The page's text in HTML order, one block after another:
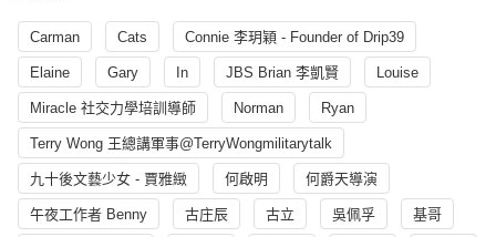
Carman Cats Connie 李玥穎 - Founder of Drip39
Elaine Gary In JBS Brian 李凱賢 Louise
Miracle 社交力學培訓導師 Norman Ryan
Terry Wong 王總講軍事@TerryWongmilitarytalk
九十後文藝少女 - 賈雅緻 何啟明 何爵天導演
午夜工作者 Benny 古庄辰 古立 吳佩孚 基哥